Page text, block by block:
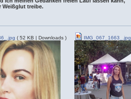
Weißglut treibe.
( 52 KB | Downloads ) IMG_067_1663_.jpg